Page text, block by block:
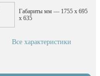
Габариты мм — 1755 x 695
x 635
Все характеристики